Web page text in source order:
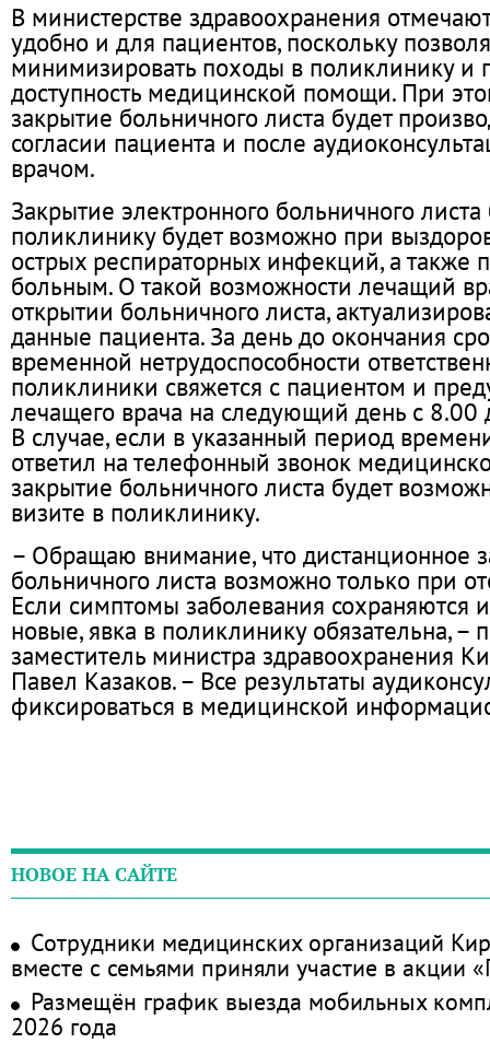
В министерстве здравоохранения
удобно и для пациентов, поскольку
минимизировать походы в поликлинику и
доступность медицинской помощи. При
закрытие больничного листа будет
согласии пациента и после
врачом.
Закрытие электронного больничного листа
поликлинику будет возможно при
острых респираторных инфекций, а также
больным. О такой возможности лечащий
открытии больничного листа,
данные пациента. За день до окончания
временной нетрудоспособности
поликлиники свяжется с пациентом и
лечащего врача на следующий день с 8.00
В случае, если в указанный период
ответил на телефонный звонок
закрытие больничного листа будет
визите в поликлинику.
– Обращаю внимание, что дистанционное
больничного листа возможно только при
Если симптомы заболевания сохраняются
новые, явка в поликлинику обязательна, –
заместитель министра здравоохранения
Павел Казаков. – Все результаты
фиксироваться в медицинской
НОВОЕ НА САЙТЕ
Сотрудники медицинских организаций
вместе с семьями приняли участие в акции
Размещён график выезда мобильных
2026 года